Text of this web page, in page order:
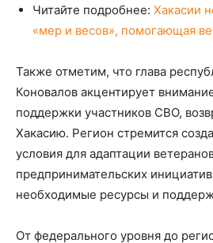
Читайте подробнее: Хакасии
«мер и весов», помогающая
Также отметим, что глава
Коновалов акцентирует
поддержки участников СВО,
Хакасию. Регион стремится
условия для адаптации
предпринимательских
необходимые ресурсы и
От федерального уровня до